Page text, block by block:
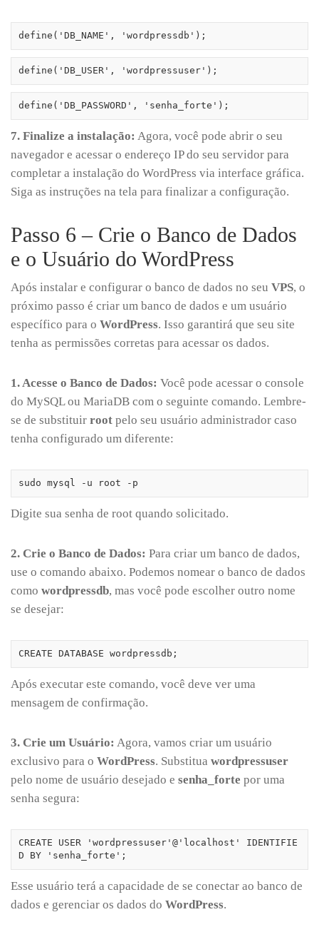
define('DB_NAME', 'wordpressdb');
define('DB_USER', 'wordpressuser');
define('DB_PASSWORD', 'senha_forte');
7. Finalize a instalação: Agora, você pode abrir o seu
navegador e acessar o endereço IP do seu servidor para
completar a instalação do WordPress via interface gráfica.
Siga as instruções na tela para finalizar a configuração.
Passo 6 – Crie o Banco de Dados
e o Usuário do WordPress
Após instalar e configurar o banco de dados no seu VPS, o
próximo passo é criar um banco de dados e um usuário
específico para o WordPress. Isso garantirá que seu site
tenha as permissões corretas para acessar os dados.
1. Acesse o Banco de Dados: Você pode acessar o console
do MySQL ou MariaDB com o seguinte comando. Lembre-
se de substituir root pelo seu usuário administrador caso
tenha configurado um diferente:
sudo mysql -u root -p
Digite sua senha de root quando solicitado.
2. Crie o Banco de Dados: Para criar um banco de dados,
use o comando abaixo. Podemos nomear o banco de dados
como wordpressdb, mas você pode escolher outro nome
se desejar:
CREATE DATABASE wordpressdb;
Após executar este comando, você deve ver uma
mensagem de confirmação.
3. Crie um Usuário: Agora, vamos criar um usuário
exclusivo para o WordPress. Substitua wordpressuser
pelo nome de usuário desejado e senha_forte por uma
senha segura:
CREATE USER 'wordpressuser'@'localhost' IDENTIFIE
D BY 'senha_forte';
Esse usuário terá a capacidade de se conectar ao banco de
dados e gerenciar os dados do WordPress.